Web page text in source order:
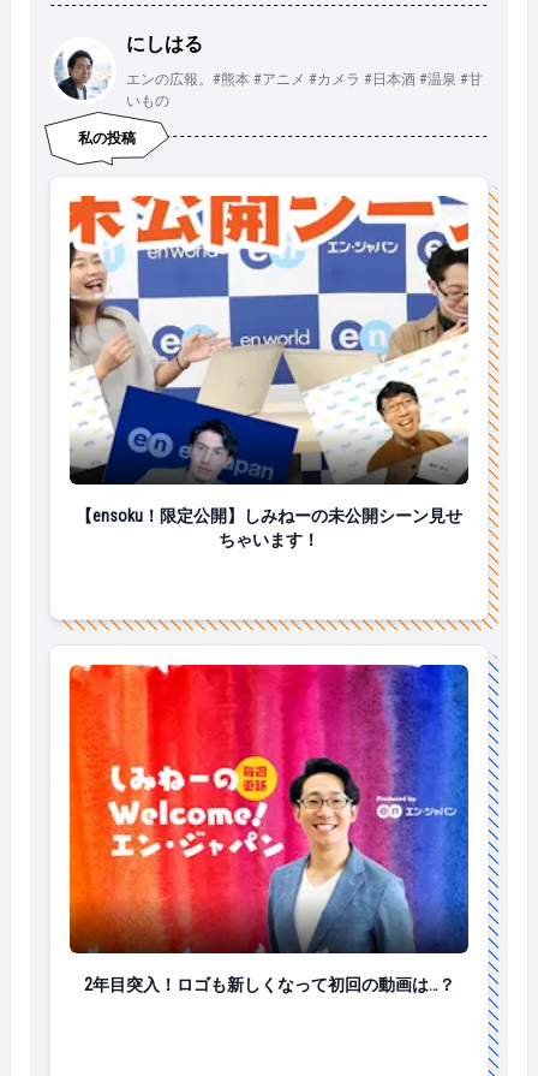
にしはる
エンの広報。#熊本 #アニメ #カメラ #日本酒 #温泉 #甘
いもの
私の投稿
【ensoku！限定公開】しみねーの未公開シーン見せち
【ensoku！限定公開】しみねーの未公開シーン見せ
ちゃいます！
2年目突入！ロゴも新しくなって初回の動画は…？
2年目突入！ロゴも新しくなって初回の動画は…？